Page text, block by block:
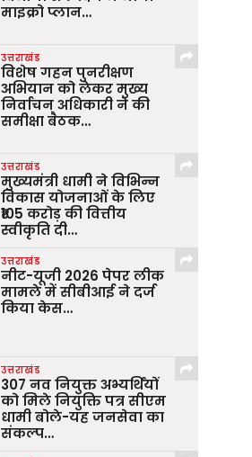
माइक्रो प्लान…
उत्तराखंड
विशेष गहन पुनरीक्षण
अभियान को लेकर मुख्य
निर्वाचन अधिकारी ने की
समीक्षा बैठक…
उत्तराखंड
मुख्यमंत्री धामी ने विभिन्न
विकास योजनाओं के लिए
₹105 करोड़ की वित्तीय
स्वीकृति दी…
उत्तराखंड
नीट-यूजी 2026 पेपर लीक
मामले में सीबीआई ने दर्ज
किया केस…
उत्तराखंड
307 नव नियुक्त अभ्यर्थियों
को मिले नियुक्ति पत्र सीएम
धामी बोले-यह जनसेवा का
संकल्प…